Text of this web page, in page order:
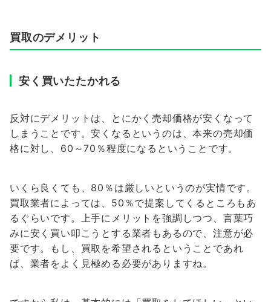
買取のデメリット
安く買いたたかれる
反対にデメリットは、とにかく売却価格が安くなって
しまうことです。安くなるというのは、本来の売却価
格に対し、60～70％程度になるということです。
いくら良くても、80％は厳しいというのが実情です。
買取業者によっては、50％で提案してくるところもあ
るぐらいです。上手にメリットを強調しつつ、言葉巧
みに安く買い叩こうとする業者もあるので、注意が必
要です。もし、買取を希望されるということであれ
ば、業者をよく見極める必要がありますね。